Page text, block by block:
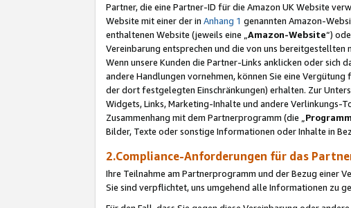
Partner, die eine Partner-ID für die Amazon UK Website
Website mit einer der in Anhang 1 genannten Amazon-
enthaltenen Website (jeweils eine „ Amazon-Website“)
Vereinbarung entsprechen und die von uns bereitgestellten
Wenn unsere Kunden die Partner-Links anklicken oder
andere Handlungen vornehmen, können Sie eine
der dort festgelegten Einschränkungen) erhalten. Zur
Widgets, Links, Marketing-Inhalte und andere
Zusammenhang mit dem Partnerprogramm (die „
Bilder, Texte oder sonstige Informationen oder Inhalte in
2.Compliance-Anforderungen für das
Ihre Teilnahme am Partnerprogramm und der Bezug einer
Sie sind verpflichtet, uns umgehend alle Informationen zu